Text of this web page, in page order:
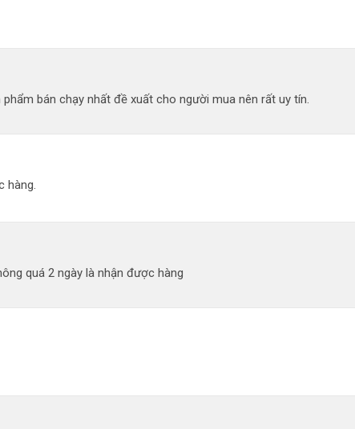
bán chạy nhất đề xuất cho người mua nên rất uy tín.
hàng.
quá 2 ngày là nhận được hàng